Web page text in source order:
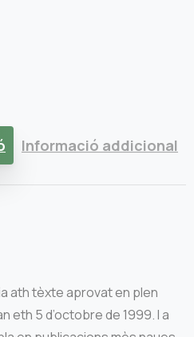
Informació addicional
ath tèxte aprovat en plen
eth 5 d’octobre de 1999. I a